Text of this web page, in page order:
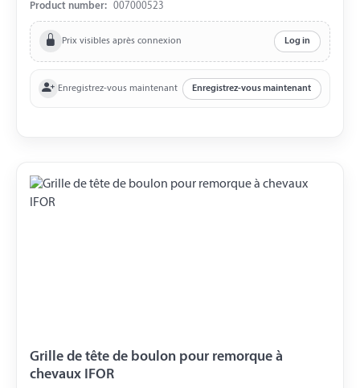
Product number: 007000523
Prix visibles après connexion Log in
Enregistrez-vous maintenant Enregistrez-vous maintenant
Grille de tête de boulon pour remorque à
chevaux IFOR